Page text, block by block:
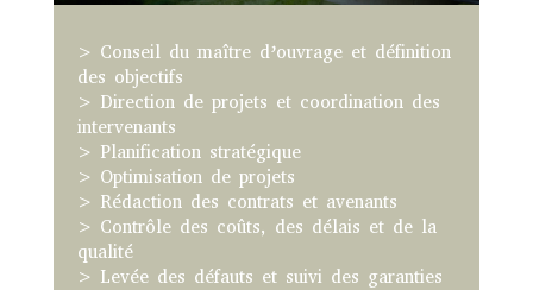
> Conseil du maître d’ouvrage et définition
des objectifs
> Direction de projets et coordination des
intervenants
> Planification stratégique
> Optimisation de projets
> Rédaction des contrats et avenants
> Contrôle des coûts, des délais et de la
qualité
> Levée des défauts et suivi des garanties